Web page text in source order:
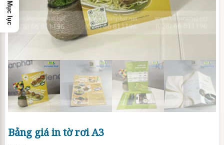
Bảng giá in tờ rơi A3
Mục lục